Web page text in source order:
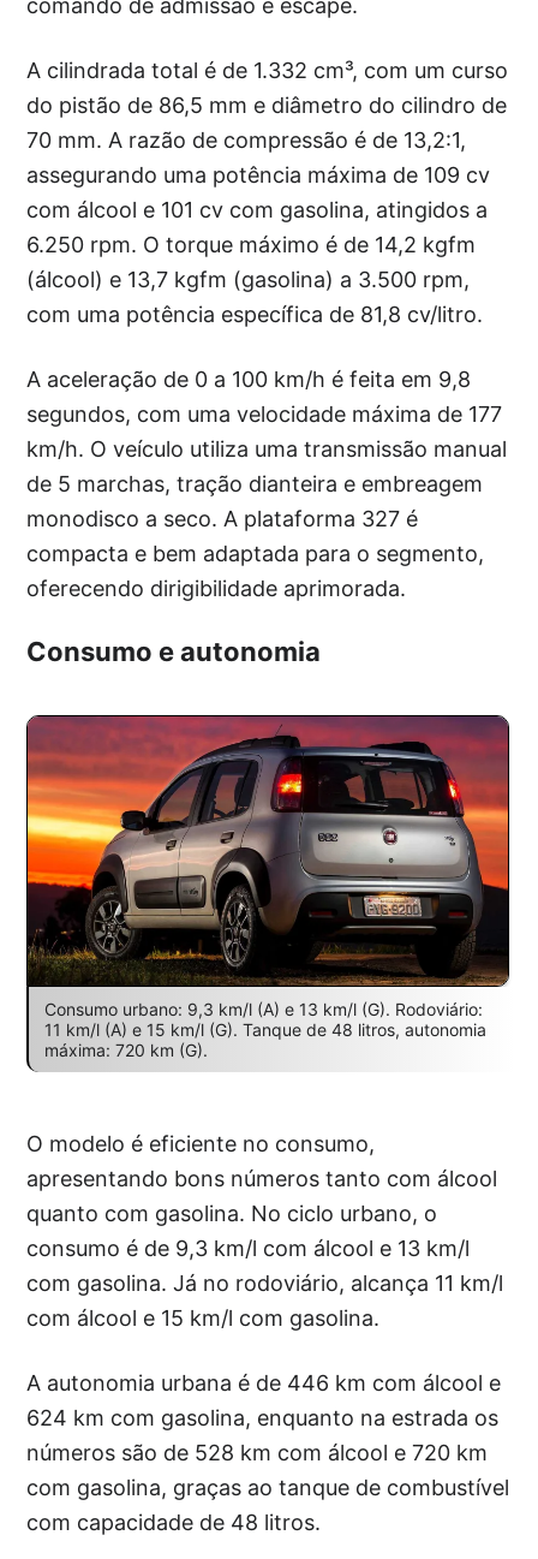
comando de admissão e escape.
A cilindrada total é de 1.332 cm³, com um curso
do pistão de 86,5 mm e diâmetro do cilindro de
70 mm. A razão de compressão é de 13,2:1,
assegurando uma potência máxima de 109 cv
com álcool e 101 cv com gasolina, atingidos a
6.250 rpm. O torque máximo é de 14,2 kgfm
(álcool) e 13,7 kgfm (gasolina) a 3.500 rpm,
com uma potência específica de 81,8 cv/litro.
A aceleração de 0 a 100 km/h é feita em 9,8
segundos, com uma velocidade máxima de 177
km/h. O veículo utiliza uma transmissão manual
de 5 marchas, tração dianteira e embreagem
monodisco a seco. A plataforma 327 é
compacta e bem adaptada para o segmento,
oferecendo dirigibilidade aprimorada.
Consumo e autonomia
Consumo urbano: 9,3 km/l (A) e 13 km/l (G). Rodoviário:
11 km/l (A) e 15 km/l (G). Tanque de 48 litros, autonomia
máxima: 720 km (G).
O modelo é eficiente no consumo,
apresentando bons números tanto com álcool
quanto com gasolina. No ciclo urbano, o
consumo é de 9,3 km/l com álcool e 13 km/l
com gasolina. Já no rodoviário, alcança 11 km/l
com álcool e 15 km/l com gasolina.
A autonomia urbana é de 446 km com álcool e
624 km com gasolina, enquanto na estrada os
números são de 528 km com álcool e 720 km
com gasolina, graças ao tanque de combustível
com capacidade de 48 litros.